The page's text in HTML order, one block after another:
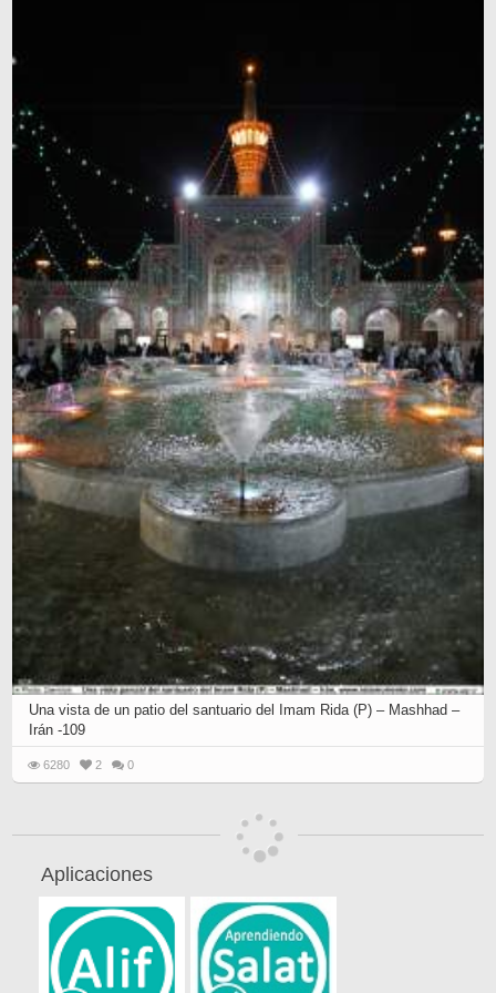
Una vista de un patio del santuario del Imam Rida (P) – Mashhad –
Irán -109
6280 2 0
Aplicaciones